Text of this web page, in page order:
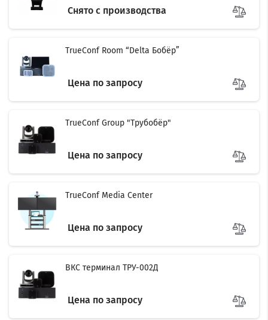
Снято с производства
TrueConf Room “Delta Бобёр”
Цена по запросу
TrueConf Group "Трубобёр"
Цена по запросу
TrueConf Media Center
Цена по запросу
ВКС терминал ТРУ-002Д
Цена по запросу